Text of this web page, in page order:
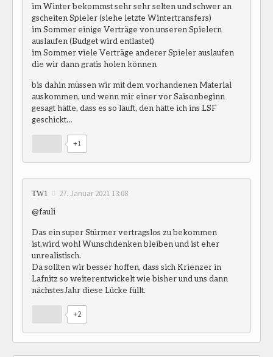
im Winter bekommst sehr sehr selten und schwer an
gscheiten Spieler (siehe letzte Wintertransfers)
im Sommer einige Verträge von unseren Spielern
auslaufen (Budget wird entlastet)
im Sommer viele Verträge anderer Spieler auslaufen
die wir dann gratis holen können
bis dahin müssen wir mit dem vorhandenen Material
auskommen, und wenn mir einer vor Saisonbeginn
gesagt hätte, dass es so läuft, den hätte ich ins LSF
geschickt…
+1
TW1 27. Januar 2021 13:08
@fauli
Das ein super Stürmer vertragslos zu bekommen
ist,wird wohl Wunschdenken bleiben und ist eher
unrealistisch.
Da sollten wir besser hoffen, dass sich Krienzer in
Lafnitz so weiterentwickelt wie bisher und uns dann
nächstesJahr diese Lücke füllt.
+2